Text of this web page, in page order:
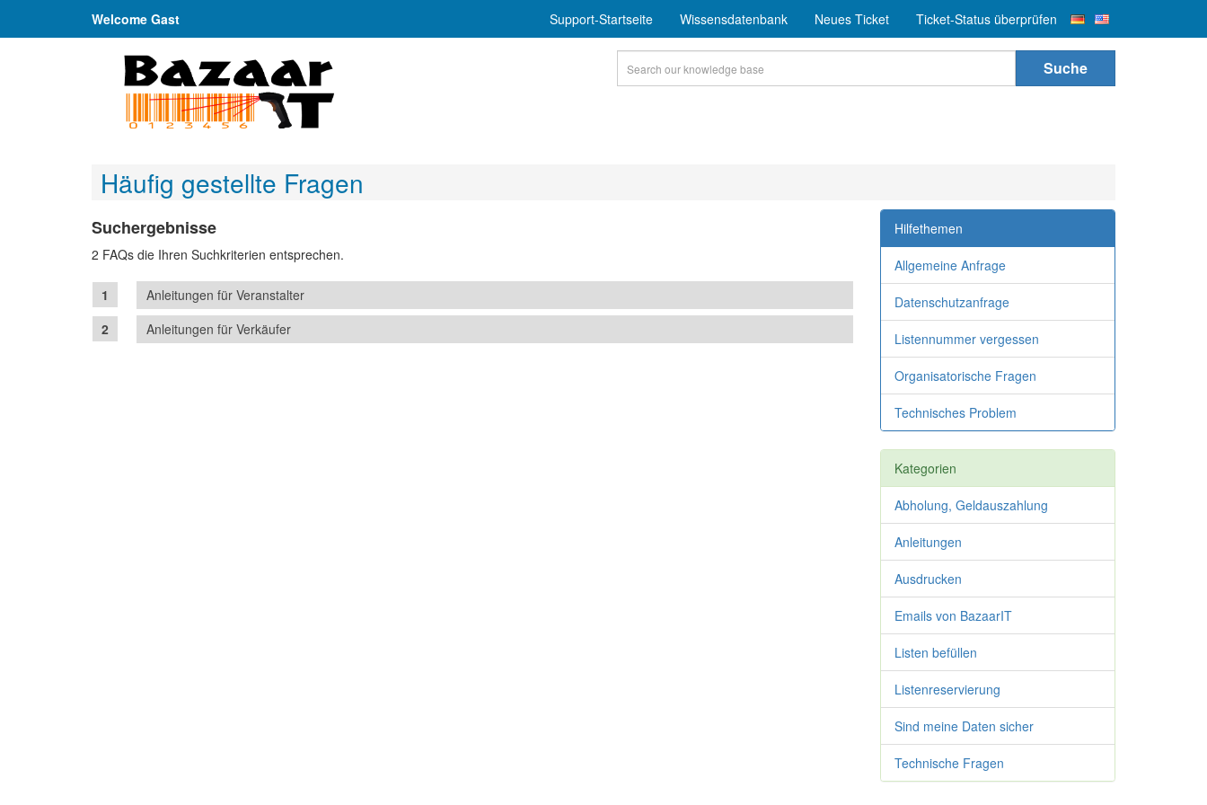
Welcome Gast Support-Startseite Wissensdatenbank Neues Ticket Ticket-Status überprüfen
Suche
Häufig gestellte Fragen
Suchergebnisse
2 FAQs die Ihren Suchkriterien entsprechen.
Anleitungen für Veranstalter
Anleitungen für Verkäufer
Hilfethemen
Allgemeine Anfrage
Datenschutzanfrage
Listennummer vergessen
Organisatorische Fragen
Technisches Problem
Kategorien
Abholung, Geldauszahlung
Anleitungen
Ausdrucken
Emails von BazaarIT
Listen befüllen
Listenreservierung
Sind meine Daten sicher
Technische Fragen